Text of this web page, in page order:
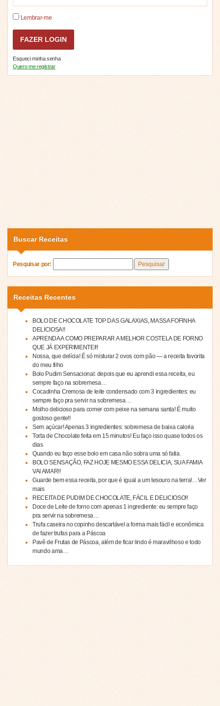
Lembrar-me
Esqueci minha senha
Quero me registrar
Buscar Receitas
Pesquisar por:
Receitas Recentes
BOLO DE CHOCOLATE TOP DAS GALAXIAS, MASSA FOFINHA
DELICIOSA!!
APRENDA A COMO PREPARAR A MELHOR COSTELA DE FORNO
QUE JÁ EXPERIMENTEI!!
Nossa, que delícia! É só misturar 2 ovos com pão — a receita favorita
do meu filho
Bolo Pudim Sensacional: depois que eu aprendi essa receita, eu
sempre faço na sobremesa…
Cocadinha Cremosa de leite condensado com 3 ingredientes: eu
sempre faço pra servir na sobremesa…
Molho delicioso para comer com peixe na semana santa! É muito
gostoso gente!!
Sem açúcar! Apenas 3 ingredientes: sobremesa de baixa caloria
Torta de Chocolate feita em 15 minutos! Eu faço isso quase todos os
dias
Quando eu faço esse bolo em casa não sobra uma só fatia.
BOLO SENSAÇÃO, FAZ HOJE MESMO ESSA DELICIA, SUA FAMIA
VAI AMAR!!
Guarde bem essa receita, por que é igual a um tesouro na terra!…Ver
mais
RECEITA DE PUDIM DE CHOCOLATE, FÁCIL E DELICIOSO!!
Doce de Leite de forno com apenas 1 ingrediente: eu sempre faço
pra servir na sobremesa…
Trufa caseira no copinho descartável a forma mais fácil e econômica
de fazer trufas para a Páscoa
Pavê de Frutas de Páscoa, além de ficar lindo é maravilhoso e todo
mundo ama…